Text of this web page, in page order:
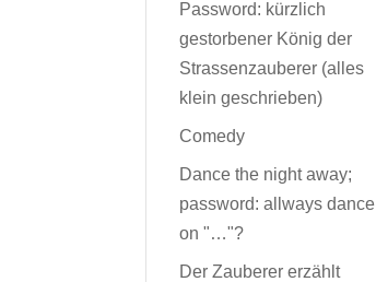
Password: kürzlich
gestorbener König der
Strassenzauberer (alles
klein geschrieben)
Comedy
Dance the night away;
password: allways dance
on "…"?
Der Zauberer erzählt